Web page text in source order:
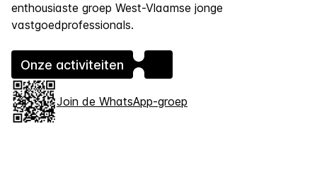
enthousiaste groep West-Vlaamse jonge
vastgoedprofessionals.
Onze activiteiten
Join de WhatsApp-groep